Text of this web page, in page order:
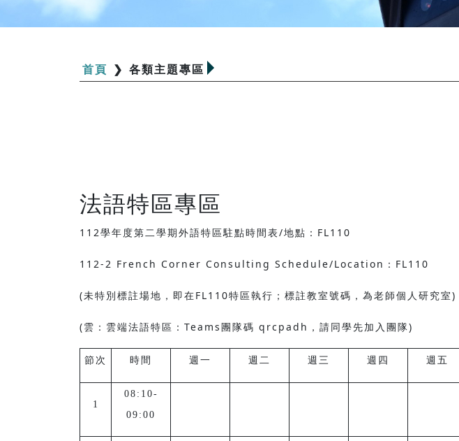
首頁 ❯ 各類主題專區
法語特區專區
112學年度第二學期外語特區駐點時間表/地點：FL110
112-2 French Corner Consulting Schedule/Location：FL110
(未特別標註場地，即在FL110特區執行；標註教室號碼，為老師個人研究室)
(雲：雲端法語特區：Teams團隊碼 qrcpadh，請同學先加入團隊)
節 次 時間 週一 週二 週三 週四 週五
1
08:10-
09:00